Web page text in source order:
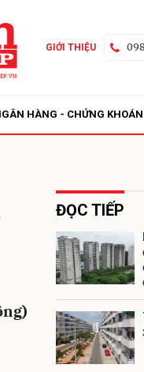
GIỚI THIỆU
HÀNG - CHỨNG KHOÁN
ĐỌC TIẾP
Gửi